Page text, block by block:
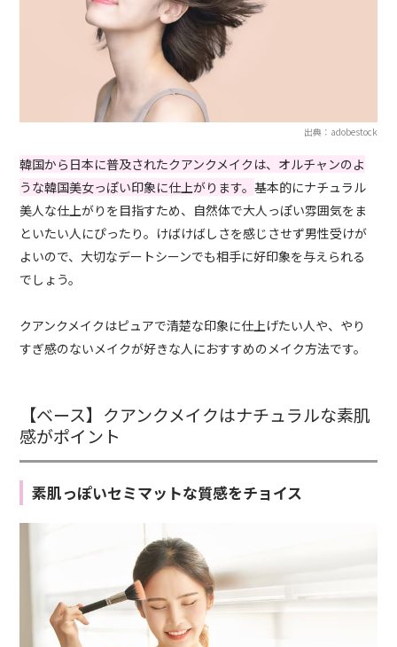
出典：adobestock
韓国から日本に普及されたクアンクメイクは、オルチャンのよ
うな韓国美女っぽい印象に仕上がります。基本的にナチュラル
美人な仕上がりを目指すため、自然体で大人っぽい雰囲気をま
といたい人にぴったり。けばけばしさを感じさせず男性受けが
よいので、大切なデートシーンでも相手に好印象を与えられる
でしょう。
クアンクメイクはピュアで清楚な印象に仕上げたい人や、やり
すぎ感のないメイクが好きな人におすすめのメイク方法です。
【ベース】クアンクメイクはナチュラルな素肌
感がポイント
素肌っぽいセミマットな質感をチョイス